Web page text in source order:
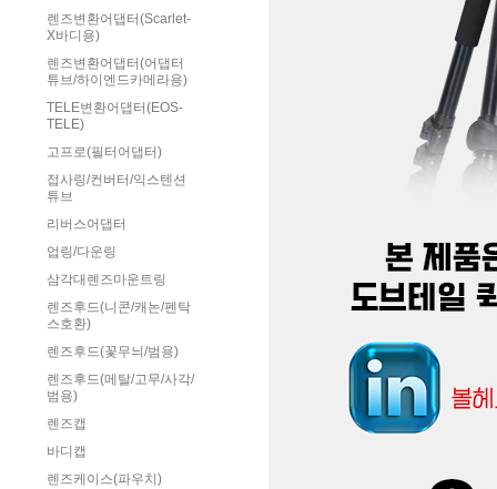
렌즈변환어댑터(Scarlet-
X바디용)
렌즈변환어댑터(어댑터
튜브/하이엔드카메라용)
TELE변환어댑터(EOS-
TELE)
고프로(필터어댑터)
접사링/컨버터/익스텐션
튜브
리버스어댑터
업링/다운링
삼각대렌즈마운트링
렌즈후드(니콘/캐논/펜탁
스호환)
렌즈후드(꽃무늬/범용)
렌즈후드(메탈/고무/사각/
범용)
렌즈캡
바디캡
렌즈케이스(파우치)